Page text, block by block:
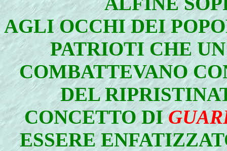
AGLI OCCHI DEI
PATRIOTI CHE
COMBATTEVANO
DEL
CONCETTO DI
ESSERE